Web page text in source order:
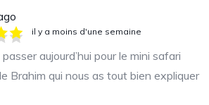
il y a moins d'une semaine
aujourd’hui pour le mini safari
Brahim qui nous as tout bien expliquer